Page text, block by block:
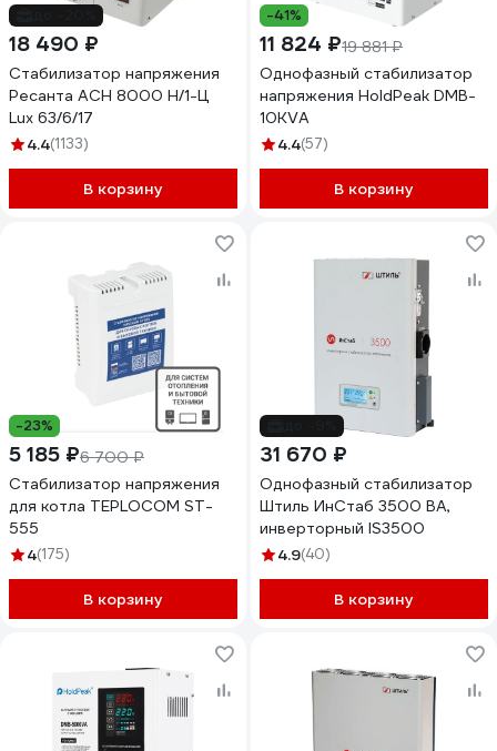
18 490 ₽
Стабилизатор напряжения
Ресанта АСН 8000 Н/1-Ц
Lux 63/6/17
4.4(1133)
В корзину
-41%
11 824 ₽19 881 ₽
Однофазный стабилизатор
напряжения HoldPeak DMB-
10KVA
4.4(57)
В корзину
-23%
5 185 ₽6 700 ₽
Стабилизатор напряжения
для котла TEPLOCOM ST-
555
4(175)
В корзину
31 670 ₽
Однофазный стабилизатор
Штиль ИнСтаб 3500 ВА,
инверторный IS3500
4.9(40)
В корзину